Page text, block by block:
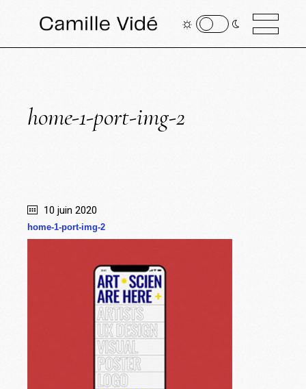
home-1-port-img-2
10 juin 2020
home-1-port-img-2